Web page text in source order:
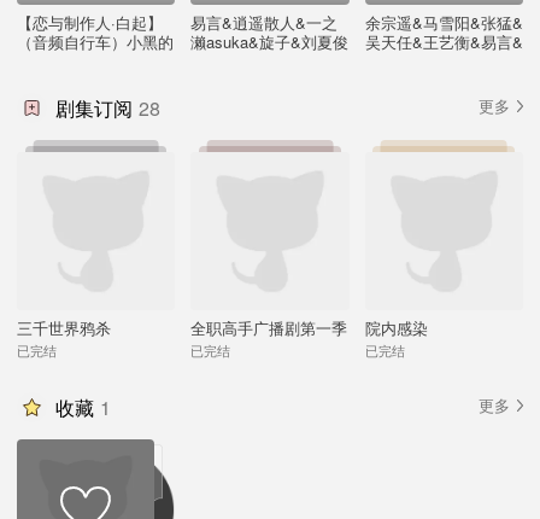
【恋与制作人·白起】
（音频自行车）小黑的
易言&逍遥散人&一之
濑asuka&旋子&刘夏俊
余宗遥&马雪阳&张猛&
吴天任&王艺衡&易言&
剧集订阅 28 更多
三千世界鸦杀
已完结
全职高手广播剧第一季
上
已完结
院内感染
已完结
收藏 1 更多